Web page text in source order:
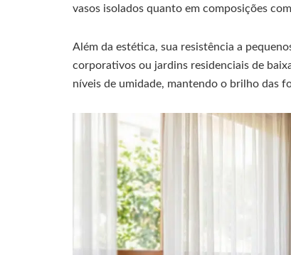
vasos isolados quanto em composições
Além da estética, sua resistência a
corporativos ou jardins residenciais de
níveis de umidade, mantendo o brilho das